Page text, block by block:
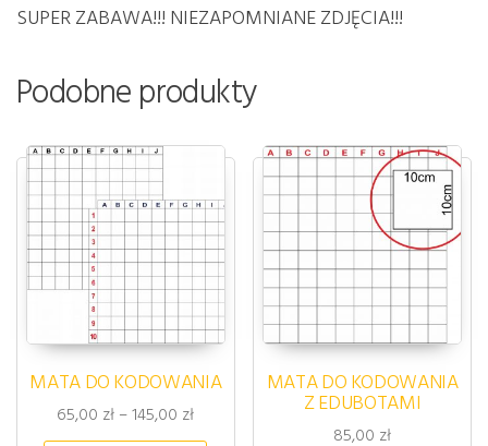
SUPER ZABAWA!!! NIEZAPOMNIANE ZDJĘCIA!!!
Podobne produkty
MATA DO KODOWANIA
65,00 zł –145,00 złZakres cen: od 65,00 zł do 145,00 zł
MATA DO KODOWANIA
Z EDUBOTAMI
85,00 zł